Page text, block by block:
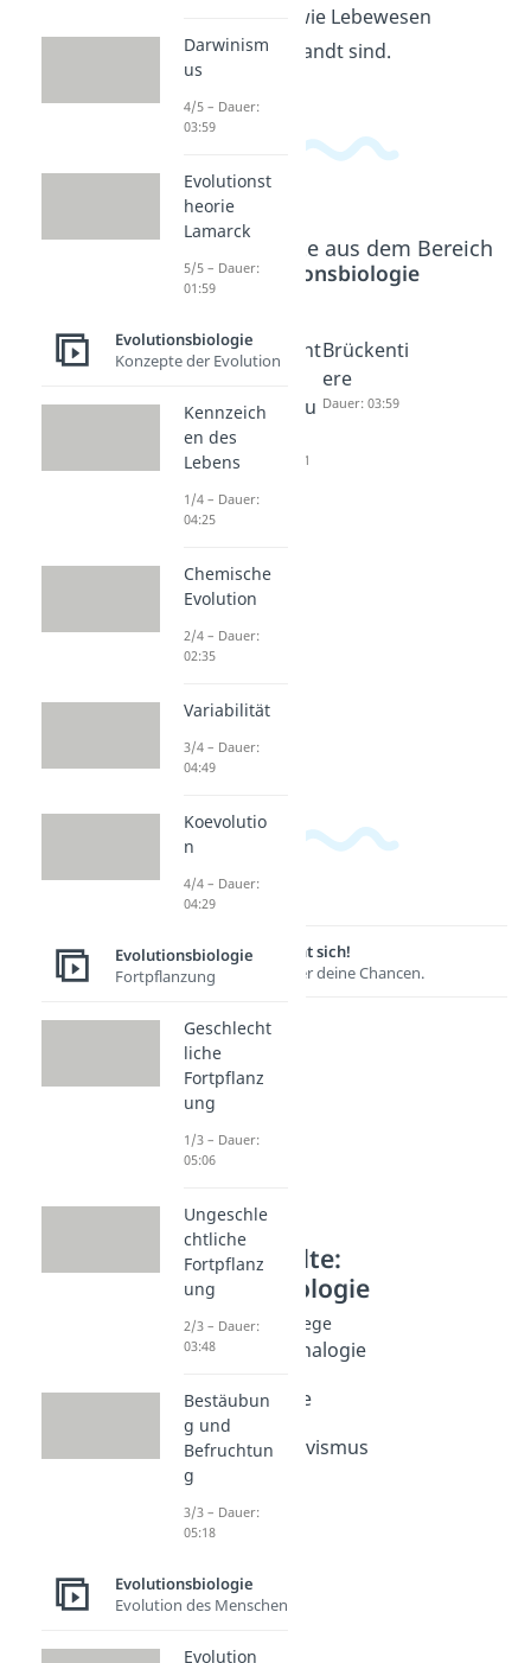
Wissen darüber, wie Lebewesen
miteinander verwandt sind.
Beliebte Inhalte aus dem Bereich
Evolutionsbiologie
Homolog
e Organe
Dauer: 05:02
Rudiment
Atavismu
s
Dauer: 04:41
Brückenti
ere
Dauer: 03:59
Lernen lohnt sich!
Entdecke hier deine Chancen.
Weitere Inhalte:
Evolutionsbiologie
Morphologische Belege
Homologie und Analogie
Homologe Organe
Dauer: 05:02
Rudiment und Atavismus
Dauer: 04:41
Dauer: 03:59
Archaeopteryx
Darwinism
us
4/5 – Dauer:
03:59
Evolutionst
heorie
Lamarck
5/5 – Dauer:
01:59
Evolutionsbiologie
Konzepte der Evolution
Kennzeich
en des
Lebens
1/4 – Dauer:
04:25
Chemische
Evolution
2/4 – Dauer:
02:35
Variabilität
3/4 – Dauer:
04:49
Koevolutio
n
4/4 – Dauer:
04:29
Evolutionsbiologie
Fortpflanzung
Geschlecht
liche
Fortpflanz
ung
1/3 – Dauer:
05:06
Ungeschle
chtliche
Fortpflanz
ung
2/3 – Dauer:
03:48
Bestäubun
g und
Befruchtun
g
3/3 – Dauer:
05:18
Evolutionsbiologie
Evolution des Menschen
Evolution